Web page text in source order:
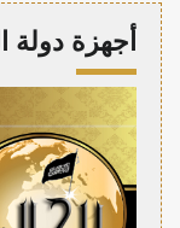
أجهزة دولة